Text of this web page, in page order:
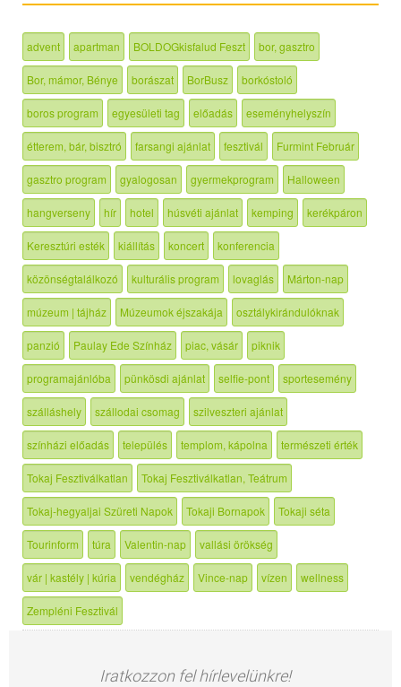
advent apartman BOLDOGkisfalud Feszt bor, gasztro
Bor, mámor, Bénye borászat BorBusz borkóstoló
boros program egyesületi tag előadás eseményhelyszín
étterem, bár, bisztró farsangi ajánlat fesztivál Furmint Február
gasztro program gyalogosan gyermekprogram Halloween
hangverseny hír hotel húsvéti ajánlat kemping kerékpáron
Keresztúri esték kiállítás koncert konferencia
közönségtalálkozó kulturális program lovaglás Márton-nap
múzeum | tájház Múzeumok éjszakája osztálykirándulóknak
panzió Paulay Ede Színház piac, vásár piknik
programajánlóba pünkösdi ajánlat selfie-pont sportesemény
szálláshely szállodai csomag szilveszteri ajánlat
színházi előadás település templom, kápolna természeti érték
Tokaj Fesztiválkatlan Tokaj Fesztiválkatlan, Teátrum
Tokaj-hegyaljai Szüreti Napok Tokaji Bornapok Tokaji séta
Tourinform túra Valentin-nap vallási örökség
vár | kastély | kúria vendégház Vince-nap vízen wellness
Zempléni Fesztivál
Iratkozzon fel hírlevelünkre!